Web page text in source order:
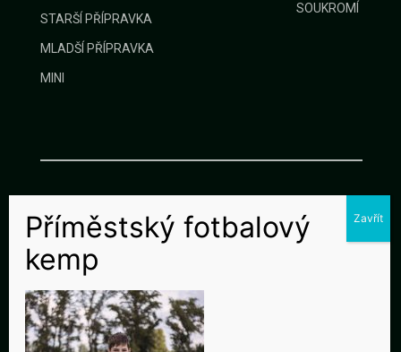
STARŠÍ PŘÍPRAVKA
MLADŠÍ PŘÍPRAVKA
MINI
SOUKROMÍ